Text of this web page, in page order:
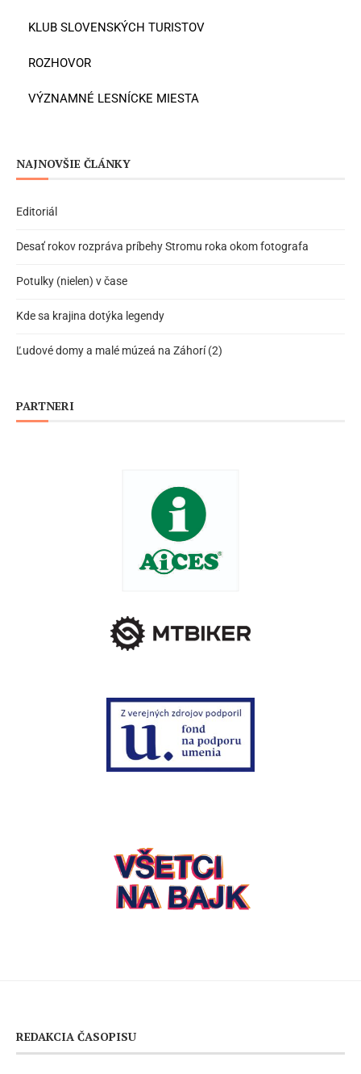
KLUB SLOVENSKÝCH TURISTOV
ROZHOVOR
VÝZNAMNÉ LESNÍCKE MIESTA
NAJNOVŠIE ČLÁNKY
Editoriál
Desať rokov rozpráva príbehy Stromu roka okom fotografa
Potulky (nielen) v čase
Kde sa krajina dotýka legendy
Ľudové domy a malé múzeá na Záhorí (2)
PARTNERI
REDAKCIA ČASOPISU